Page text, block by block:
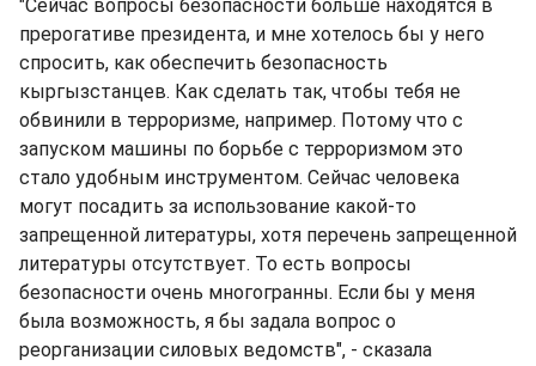
"Сейчас вопросы безопасности больше находятся в
прерогативе президента, и мне хотелось бы у него
спросить, как обеспечить безопасность
кыргызстанцев. Как сделать так, чтобы тебя не
обвинили в терроризме, например. Потому что с
запуском машины по борьбе с терроризмом это
стало удобным инструментом. Сейчас человека
могут посадить за использование какой-то
запрещенной литературы, хотя перечень запрещенной
литературы отсутствует. То есть вопросы
безопасности очень многогранны. Если бы у меня
была возможность, я бы задала вопрос о
реорганизации силовых ведомств", - сказала